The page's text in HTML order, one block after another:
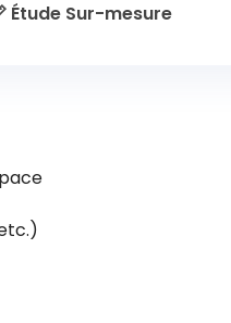
Étude Sur-mesure